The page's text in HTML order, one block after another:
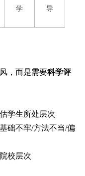
学
导
，而是需要科学评
学生所处层次
础不牢/方法不当/偏
校层次